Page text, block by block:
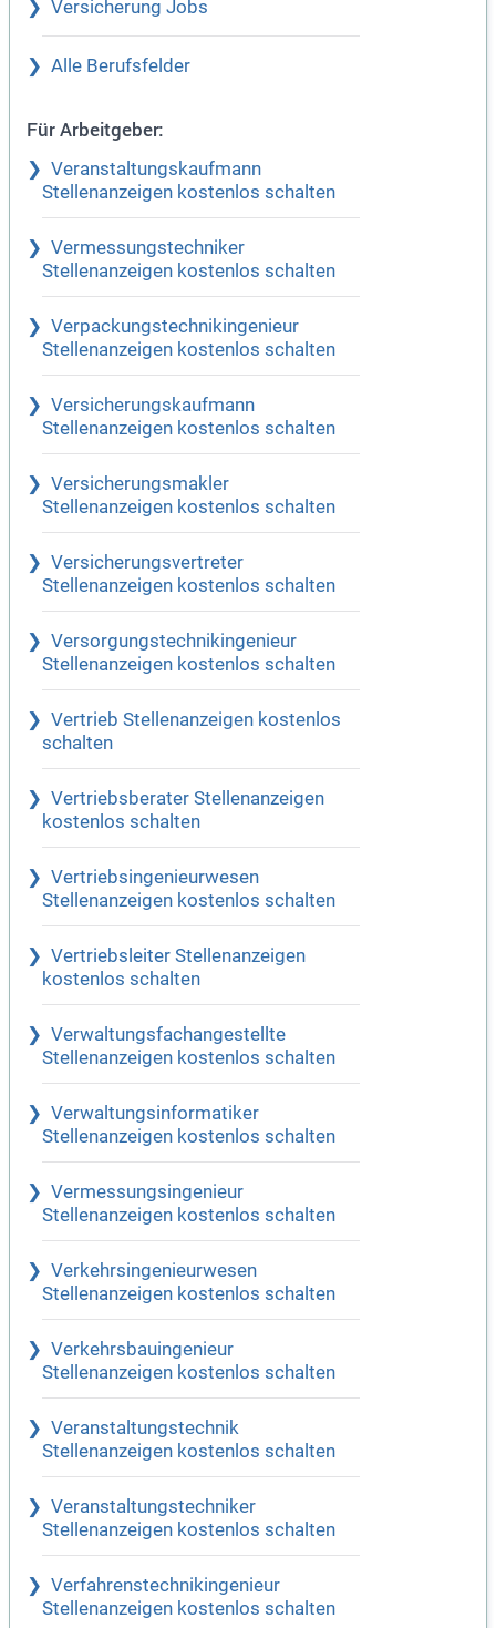
Versicherung Jobs
Alle Berufsfelder
Für Arbeitgeber:
Veranstaltungskaufmann
Stellenanzeigen kostenlos schalten
Vermessungstechniker
Stellenanzeigen kostenlos schalten
Verpackungstechnikingenieur
Stellenanzeigen kostenlos schalten
Versicherungskaufmann
Stellenanzeigen kostenlos schalten
Versicherungsmakler
Stellenanzeigen kostenlos schalten
Versicherungsvertreter
Stellenanzeigen kostenlos schalten
Versorgungstechnikingenieur
Stellenanzeigen kostenlos schalten
Vertrieb Stellenanzeigen kostenlos
schalten
Vertriebsberater Stellenanzeigen
kostenlos schalten
Vertriebsingenieurwesen
Stellenanzeigen kostenlos schalten
Vertriebsleiter Stellenanzeigen
kostenlos schalten
Verwaltungsfachangestellte
Stellenanzeigen kostenlos schalten
Verwaltungsinformatiker
Stellenanzeigen kostenlos schalten
Vermessungsingenieur
Stellenanzeigen kostenlos schalten
Verkehrsingenieurwesen
Stellenanzeigen kostenlos schalten
Verkehrsbauingenieur
Stellenanzeigen kostenlos schalten
Veranstaltungstechnik
Stellenanzeigen kostenlos schalten
Veranstaltungstechniker
Stellenanzeigen kostenlos schalten
Verfahrenstechnikingenieur
Stellenanzeigen kostenlos schalten